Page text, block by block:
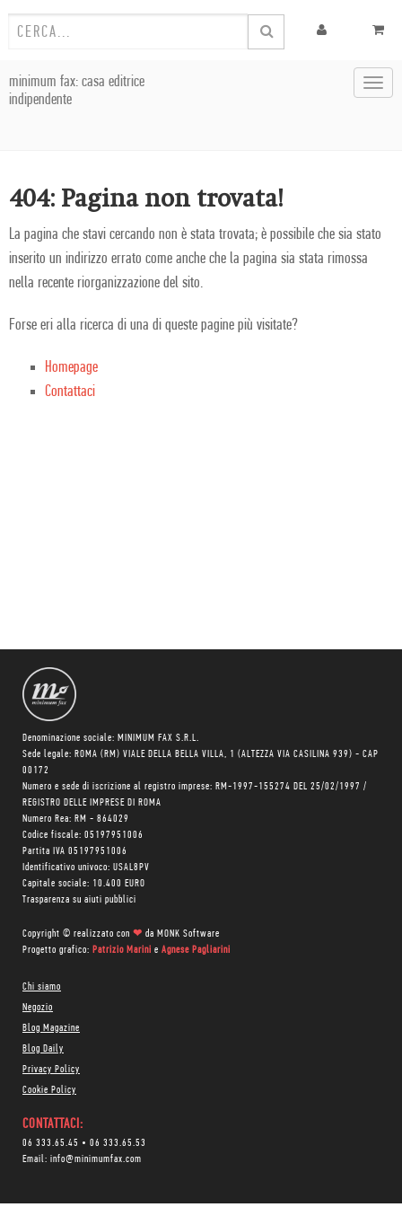
minimum fax: casa editrice
indipendente
404: Pagina non trovata!
La pagina che stavi cercando non è stata trovata; è possibile che sia stato
inserito un indirizzo errato come anche che la pagina sia stata rimossa
nella recente riorganizzazione del sito.
Forse eri alla ricerca di una di queste pagine più visitate?
Homepage
Contattaci
Denominazione sociale: MINIMUM FAX S.R.L.
Sede legale: ROMA (RM) VIALE DELLA BELLA VILLA, 1 (ALTEZZA VIA CASILINA 939) - CAP
00172
Numero e sede di iscrizione al registro imprese: RM-1997-155274 DEL 25/02/1997 /
REGISTRO DELLE IMPRESE DI ROMA
Numero Rea: RM - 864029
Codice fiscale: 05197951006
Partita IVA 05197951006
Identificativo univoco: USAL8PV
Capitale sociale: 10.400 EURO
Trasparenza su aiuti pubblici
Copyright © realizzato con ❤ da MONK Software
Progetto grafico: Patrizio Marini e Agnese Pagliarini
Chi siamo
Negozio
Blog Magazine
Blog Daily
Privacy Policy
Cookie Policy
CONTATTACI:
06 333.65.45 • 06 333.65.53
Email: info@minimumfax.com